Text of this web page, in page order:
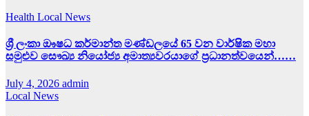
Health Local News
ශ්‍රී ලංකා ඖෂධ කර්මාන්ත මණ්ඩලයේ 65 වන වාර්ෂික මහා
සමුළුව සෞඛ්‍ය නියෝජ්‍ය අමාත්‍යවරයාගේ ප්‍රධානත්වයෙන්……
July 4, 2026 admin
Local News